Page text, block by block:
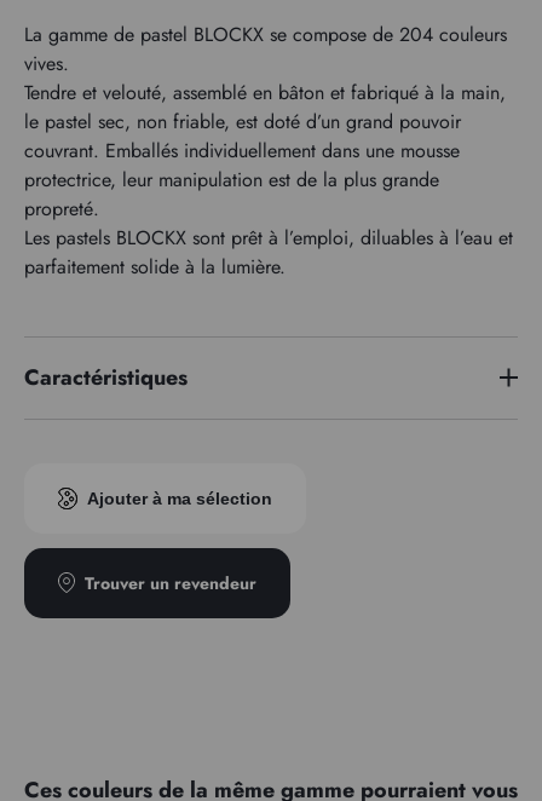
La gamme de pastel BLOCKX se compose de 204 couleurs
vives.
Tendre et velouté, assemblé en bâton et fabriqué à la main,
le pastel sec, non friable, est doté d’un grand pouvoir
couvrant. Emballés individuellement dans une mousse
protectrice, leur manipulation est de la plus grande
propreté.
Les pastels BLOCKX sont prêt à l’emploi, diluables à l’eau et
parfaitement solide à la lumière.
Caractéristiques
Ajouter à ma sélection
Trouver un revendeur
Ces couleurs de la même gamme pourraient vous